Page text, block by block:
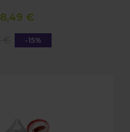
8,49 €
-15%